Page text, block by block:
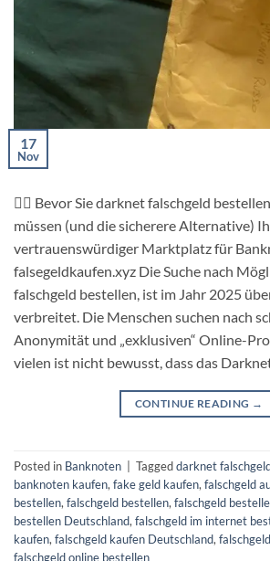
17
Nov
🕵️‍♂️ Bevor Sie darknet falschgeld
müssen (und die sicherere Alternative)
vertrauenswürdiger Marktplatz für
falsegeldkaufen.xyz Die Suche nach
falschgeld bestellen, ist im Jahr 2025
verbreitet. Die Menschen suchen nach
Anonymität und „exklusiven“ Online-
vielen ist nicht bewusst, dass das
CONTINUE READING →
Posted in Banknoten Taggeddarknet
banknoten kaufen​,fake geld kaufen,falschgeld
bestellen,falschgeld bestellen,falschgeld
bestellen Deutschland,falschgeld im internet
kaufen,falschgeld kaufen Deutschland,
falschgeld online bestellen​